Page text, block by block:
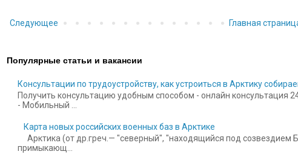
Следующее Главная
Популярные статьи и вакансии
Консультации по трудоустройству, как устроиться в Арктику
Получить консультацию удобным способом - онлайн консультация
- Мобильный ...
Карта новых российских военных баз в Арктике
Арктика (от др.греч.— "северный", "находящийся под
примыкающ...